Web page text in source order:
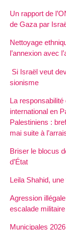
Un rapport de
de Gaza par
Nettoyage
l’annexion avec
Si Israël veut
sionisme
La
international en
Palestiniens :
mai suite à
Briser le blocus
d’État
Leila Shahid,
Agression
escalade
Municipales